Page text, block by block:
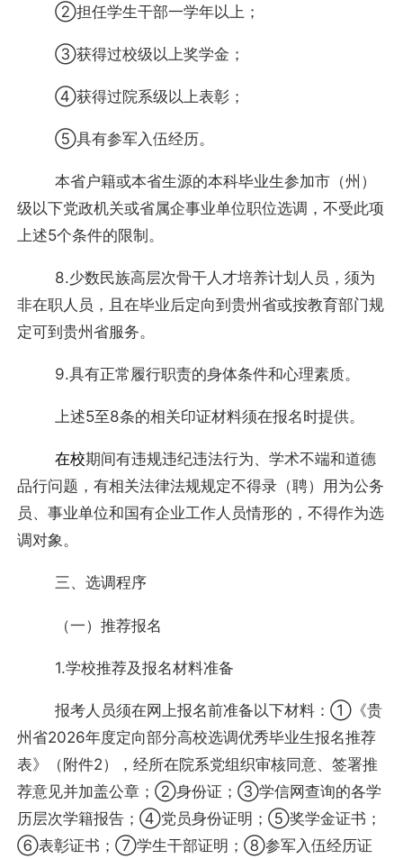
②担任学生干部一学年以上；
③获得过校级以上奖学金；
④获得过院系级以上表彰；
⑤具有参军入伍经历。
本省户籍或本省生源的本科毕业生参加市（州）
级以下党政机关或省属企事业单位职位选调，不受此项
上述5个条件的限制。
8.少数民族高层次骨干人才培养计划人员，须为
非在职人员，且在毕业后定向到贵州省或按教育部门规
定可到贵州省服务。
9.具有正常履行职责的身体条件和心理素质。
上述5至8条的相关印证材料须在报名时提供。
在校期间有违规违纪违法行为、学术不端和道德
品行问题，有相关法律法规规定不得录（聘）用为公务
员、事业单位和国有企业工作人员情形的，不得作为选
调对象。
三、选调程序
（一）推荐报名
1.学校推荐及报名材料准备
报考人员须在网上报名前准备以下材料：①《贵
州省2026年度定向部分高校选调优秀毕业生报名推荐
表》（附件2），经所在院系党组织审核同意、签署推
荐意见并加盖公章；②身份证；③学信网查询的各学
历层次学籍报告；④党员身份证明；⑤奖学金证书；
⑥表彰证书；⑦学生干部证明；⑧参军入伍经历证